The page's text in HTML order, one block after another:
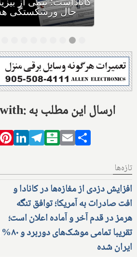
صادر می‌کند
Share this with: ارسال این مطلب به
TwitterPinterestLinkedIn
Telegram
Balatarin
Email
تازه‌ها
افزایش دزدی از مغازه‌ها در کانادا و
افت صادرات به آمریکا؛ توافق تنگه
هرمز در قدم آخر و آماده اعلان است؛
ایران شده